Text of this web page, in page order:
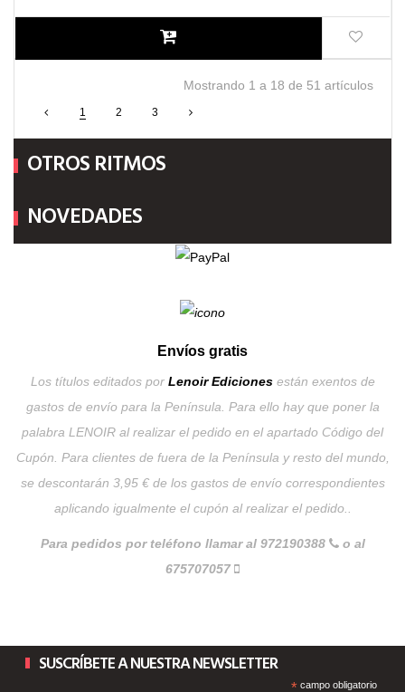
Mostrando 1 a 18 de 51 artículos
1 2 3
OTROS RITMOS
NOVEDADES
Envíos gratis
Los títulos editados por Lenoir Edicionesestán exentos de
gastos de envío para la Península. Para ello hay que poner la
palabra LENOIR al realizar el pedido en el apartado Código del
Cupón. Para clientes de fuera de la Península y resto del mundo,
se descontarán 3,95 € de los gastos de envío correspondientes
aplicando igualmente el cupón al realizar el pedido..
Para pedidos por teléfono llamar al 972190388
o al
675707057
SUSCRÍBETE A NUESTRA NEWSLETTER
*campo obligatorio